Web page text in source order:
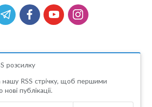
розсилку
нашу RSS стрічку, щоб першими
публікації.